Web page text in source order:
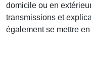
domicile ou en
transmissions et
également se mettre